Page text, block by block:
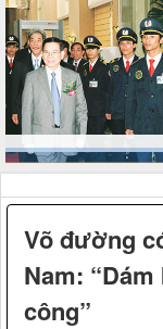
Võ đường
Nam:
công”